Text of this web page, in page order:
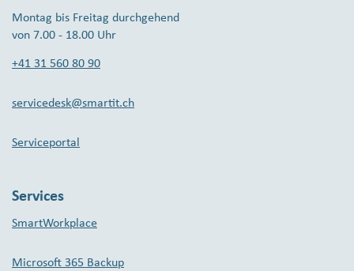
Montag bis Freitag durchgehend
von 7.00 - 18.00 Uhr
+41 31 560 80 90
servicedesk@smartit.ch
Serviceportal
Services
SmartWorkplace
Microsoft 365 Backup